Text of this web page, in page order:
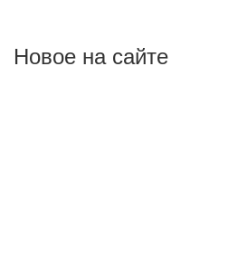
Новое на сайте